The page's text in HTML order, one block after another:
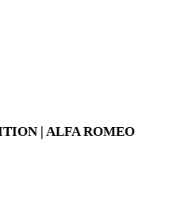
| ALFA ROMEO